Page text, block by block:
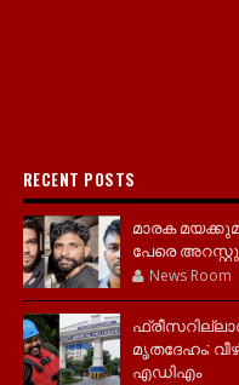
RECENT POSTS
മാരക
പേരെ
News Room
മൃതദേഹം;
എഡിഎം